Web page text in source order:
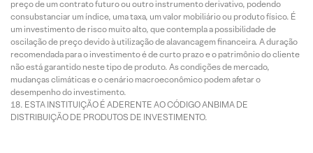
preço de um contrato futuro ou outro instrumento derivativo, podendo
consubstanciar um índice, uma taxa, um valor mobiliário ou produto físico. É
um investimento de risco muito alto, que contempla a possibilidade de
oscilação de preço devido à utilização de alavancagem financeira. A duração
recomendada para o investimento é de curto prazo e o patrimônio do cliente
não está garantido neste tipo de produto. As condições de mercado,
mudanças climáticas e o cenário macroeconômico podem afetar o
desempenho do investimento.
ESTA INSTITUIÇÃO É ADERENTE AO CÓDIGO ANBIMA DE
DISTRIBUIÇÃO DE PRODUTOS DE INVESTIMENTO.